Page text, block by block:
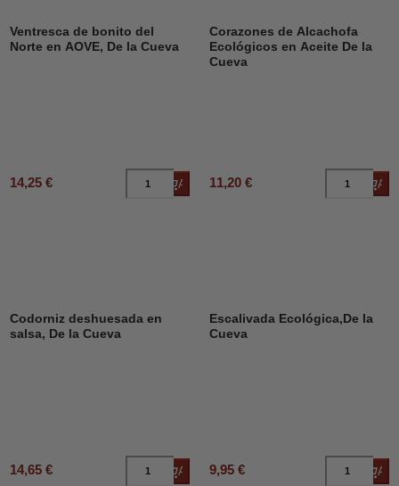
Ventresca de bonito del
Norte en AOVE, De la Cueva
14,25 € Añadir al carrito
Corazones de Alcachofa
Ecológicos en Aceite De la
Cueva
11,20 €
Codorniz deshuesada en
salsa, De la Cueva
14,65 € Añadir al carrito
Escalivada Ecológica,De la
Cueva
9,95 €